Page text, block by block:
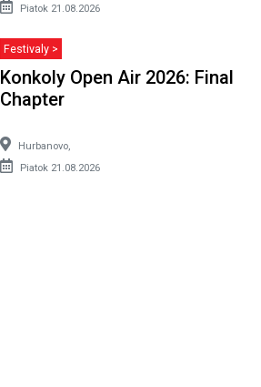
Piatok 21.08.2026
Festivaly >
Konkoly Open Air 2026: Final
Chapter
Hurbanovo,
Piatok 21.08.2026